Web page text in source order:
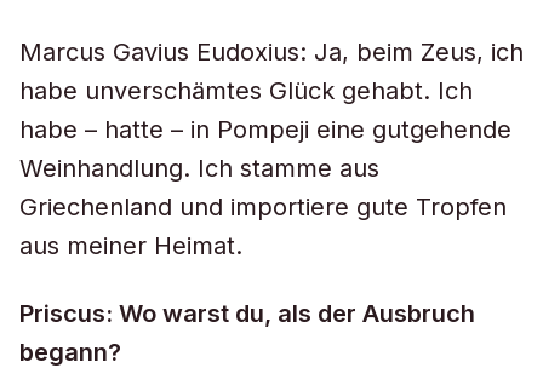
Marcus Gavius Eudoxius: Ja, beim Zeus, ich
habe unverschämtes Glück gehabt. Ich
habe – hatte – in Pompeji eine gutgehende
Weinhandlung. Ich stamme aus
Griechenland und importiere gute Tropfen
aus meiner Heimat.
Priscus: Wo warst du, als der Ausbruch
begann?